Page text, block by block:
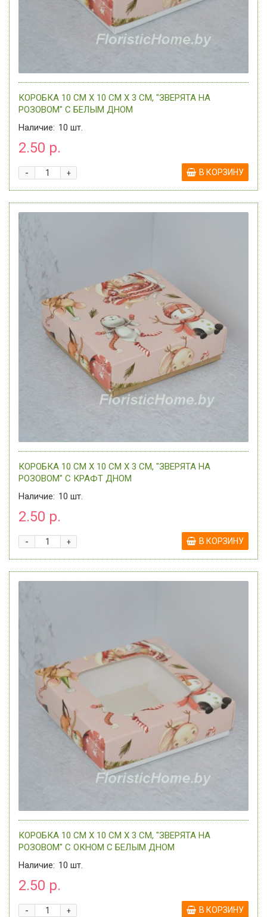
КОРОБКА 10 СМ Х 10 СМ Х 3 СМ, "ЗВЕРЯТА НА
РОЗОВОМ" C БЕЛЫМ ДНОМ
Наличие: 10 шт.
2.50 р.
+
- В КОРЗИНУ
КОРОБКА 10 СМ Х 10 СМ Х 3 СМ, "ЗВЕРЯТА НА
РОЗОВОМ" C КРАФТ ДНОМ
Наличие: 10 шт.
2.50 р.
+
- В КОРЗИНУ
КОРОБКА 10 СМ Х 10 СМ Х 3 СМ, "ЗВЕРЯТА НА
РОЗОВОМ" С ОКНОМ C БЕЛЫМ ДНОМ
Наличие: 10 шт.
2.50 р.
+
- В КОРЗИНУ